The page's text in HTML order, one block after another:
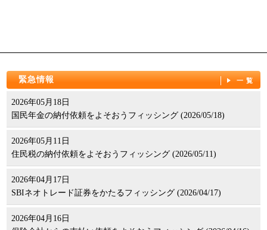
緊急情報 一覧
2026年05月18日
国民年金の納付依頼をよそおうフィッシング (2026/05/18)
2026年05月11日
住民税の納付依頼をよそおうフィッシング (2026/05/11)
2026年04月17日
SBIネオトレード証券をかたるフィッシング (2026/04/17)
2026年04月16日